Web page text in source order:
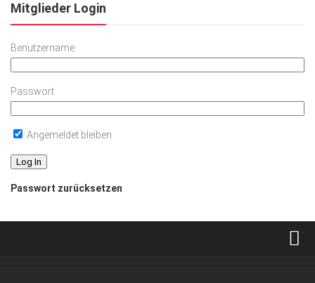
Mitglieder Login
Benutzername
Passwort
Angemeldet bleiben
Passwort zurücksetzen